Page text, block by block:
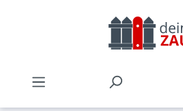
Zum Hauptinhalt springen